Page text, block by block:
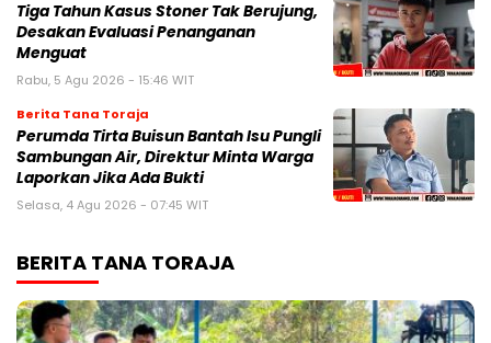
Tiga Tahun Kasus Stoner Tak Berujung,
Desakan Evaluasi Penanganan
Menguat
Rabu, 5 Agu 2026 - 15:46 WIT
Berita Tana Toraja
Perumda Tirta Buisun Bantah Isu Pungli
Sambungan Air, Direktur Minta Warga
Laporkan Jika Ada Bukti
Selasa, 4 Agu 2026 - 07:45 WIT
BERITA TANA TORAJA